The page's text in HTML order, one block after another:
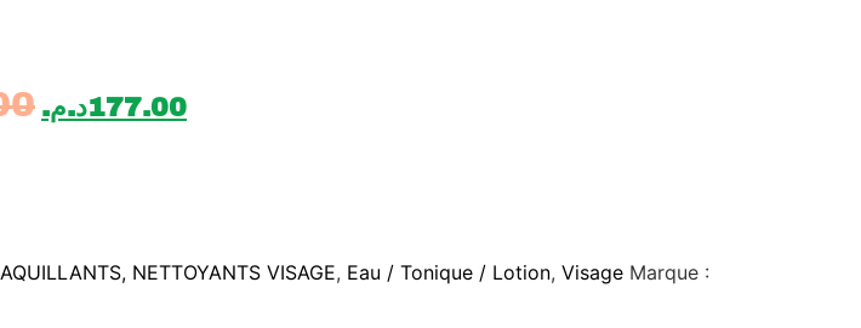
177.00د.م.
NETTOYANTS VISAGE, Eau / Tonique / Lotion, Visage Marque :